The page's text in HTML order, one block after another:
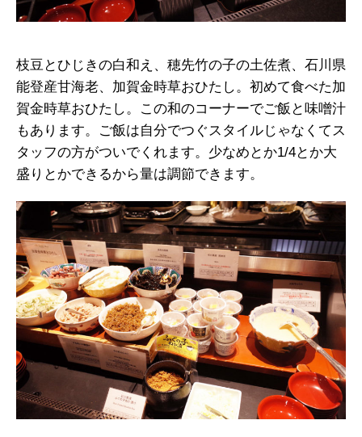
枝豆とひじきの白和え、穂先竹の子の土佐煮、石川県
能登産甘海老、加賀金時草おひたし。初めて食べた加
賀金時草おひたし。この和のコーナーでご飯と味噌汁
もあります。ご飯は自分でつぐスタイルじゃなくてス
タッフの方がついでくれます。少なめとか1/4とか大
盛りとかできるから量は調節できます。